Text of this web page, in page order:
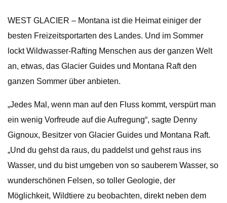
WEST GLACIER – Montana ist die Heimat einiger der
besten Freizeitsportarten des Landes. Und im Sommer
lockt Wildwasser-Rafting Menschen aus der ganzen Welt
an, etwas, das Glacier Guides und Montana Raft den
ganzen Sommer über anbieten.
„Jedes Mal, wenn man auf den Fluss kommt, verspürt man
ein wenig Vorfreude auf die Aufregung“, sagte Denny
Gignoux, Besitzer von Glacier Guides und Montana Raft.
„Und du gehst da raus, du paddelst und gehst raus ins
Wasser, und du bist umgeben von so sauberem Wasser, so
wunderschönen Felsen, so toller Geologie, der
Möglichkeit, Wildtiere zu beobachten, direkt neben dem